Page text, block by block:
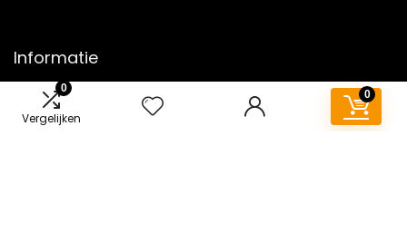
0
Vergelijken
0
Informatie
Contact
Klantenservice